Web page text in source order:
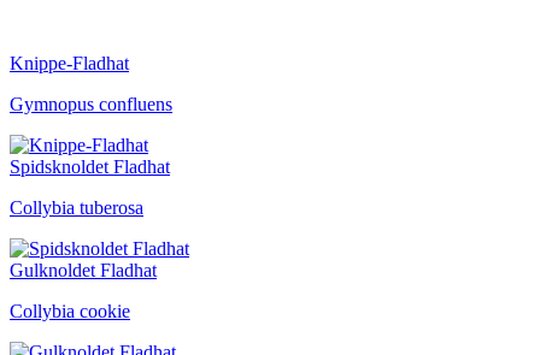
Knippe-Fladhat
Gymnopus confluens
Spidsknoldet Fladhat
Collybia tuberosa
Gulknoldet Fladhat
Collybia cookie